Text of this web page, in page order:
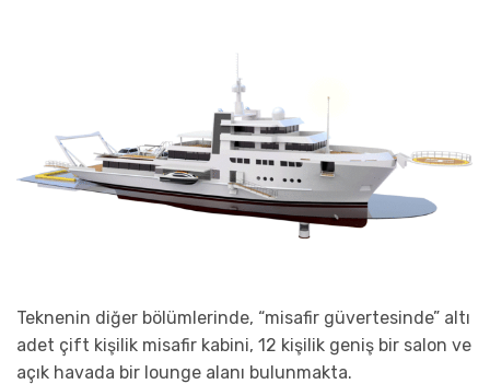
Teknenin diğer bölümlerinde, “misafir güvertesinde” altı
adet çift kişilik misafir kabini, 12 kişilik geniş bir salon ve
açık havada bir lounge alanı bulunmakta.